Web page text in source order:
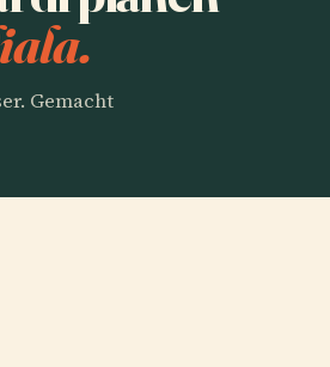
Gemacht